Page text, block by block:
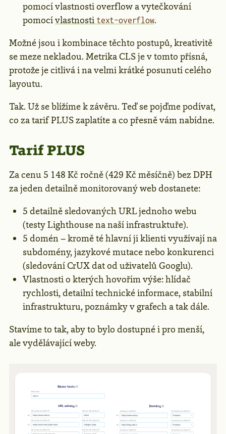
pomocí vlastnosti overflow a vytečkování
pomocívlastnosti text-overflow.
Možné jsou i kombinace těchto postupů, kreativitě
se meze nekladou. Metrika CLS je v tomto přísná,
protože je citlivá i na velmi krátké posunutí celého
layoutu.
Tak. Už se blížíme k závěru. Teď se pojďme podívat,
co za tarif PLUS zaplatíte a co přesně vám nabídne.
Tarif PLUS
Za cenu 5 148 Kč ročně (429 Kč měsíčně) bez DPH
za jeden detailně monitorovaný web dostanete:
5 detailně sledovaných URL jednoho webu
(testy Lighthouse na naší infrastruktuře).
5 domén – kromě té hlavní ji klienti využívají na
subdomény, jazykové mutace nebo konkurenci
(sledování CrUX dat od uživatelů Googlu).
Vlastnosti o kterých hovořím výše: hlídač
rychlosti, detailní technické informace, stabilní
infrastrukturu, poznámky v grafech a tak dále.
Stavíme to tak, aby to bylo dostupné i pro menší,
ale vydělávající weby.